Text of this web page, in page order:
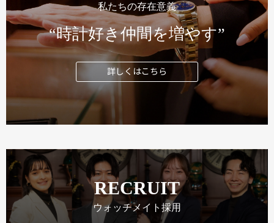
私たちの存在意義
“時計好き仲間を増やす”
詳しくはこちら
RECRUIT
ウォッチメイト採用